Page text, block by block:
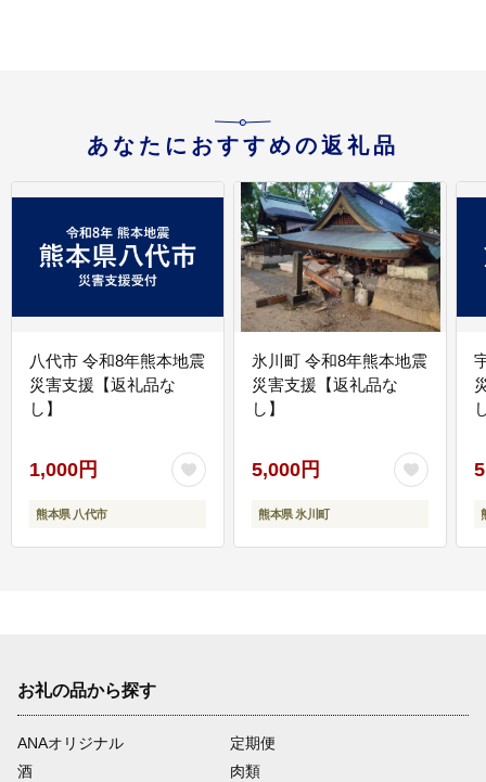
あなたにおすすめの返礼品
八代市 令和8年熊本地震
災害支援【返礼品な
し】
1,000円
熊本県 八代市
氷川町 令和8年熊本地震
災害支援【返礼品な
し】
5,000円
熊本県 氷川町
お礼の品から探す
ANAオリジナル
定期便
酒
肉類